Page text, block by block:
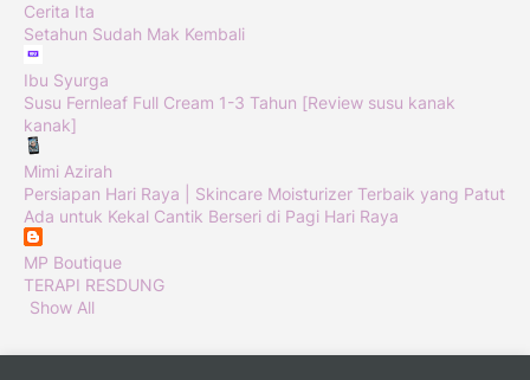
Cerita Ita
Setahun Sudah Mak Kembali
Ibu Syurga
Susu Fernleaf Full Cream 1-3 Tahun [Review susu kanak
kanak]
Mimi Azirah
Persiapan Hari Raya | Skincare Moisturizer Terbaik yang Patut
Ada untuk Kekal Cantik Berseri di Pagi Hari Raya
MP Boutique
TERAPI RESDUNG
Show All